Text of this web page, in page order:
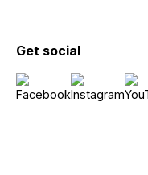
Get social